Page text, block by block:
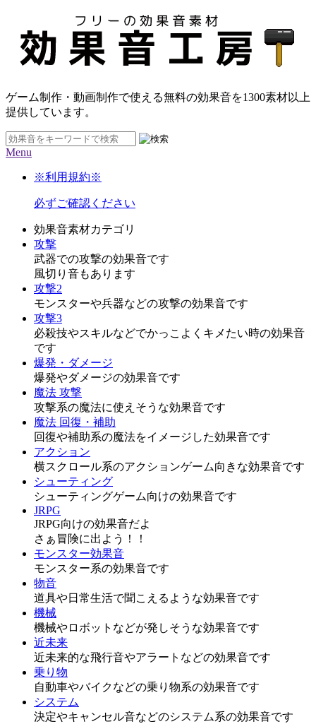
ゲーム制作・動画制作で使える無料の効果音を1300素材以上
提供しています。
Menu
※利用規約※
必ずご確認ください
効果音素材カテゴリ
攻撃
武器での攻撃の効果音です
風切り音もあります
攻撃2
モンスターや兵器などの攻撃の効果音です
攻撃3
必殺技やスキルなどでかっこよくキメたい時の効果音
です
爆発・ダメージ
爆発やダメージの効果音です
魔法 攻撃
攻撃系の魔法に使えそうな効果音です
魔法 回復・補助
回復や補助系の魔法をイメージした効果音です
アクション
横スクロール系のアクションゲーム向きな効果音です
シューティング
シューティングゲーム向けの効果音です
JRPG
JRPG向けの効果音だよ
さぁ冒険に出よう！！
モンスター効果音
モンスター系の効果音です
物音
道具や日常生活で聞こえるような効果音です
機械
機械やロボットなどが発しそうな効果音です
近未来
近未来的な飛行音やアラートなどの効果音です
乗り物
自動車やバイクなどの乗り物系の効果音です
システム
決定やキャンセル音などのシステム系の効果音です